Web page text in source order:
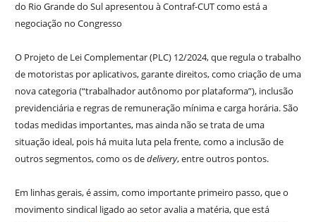
do Rio Grande do Sul apresentou à Contraf-CUT como está a
negociação no Congresso
O Projeto de Lei Complementar (PLC) 12/2024, que regula o trabalho
de motoristas por aplicativos, garante direitos, como criação de uma
nova categoria (“trabalhador autônomo por plataforma”), inclusão
previdenciária e regras de remuneração mínima e carga horária. São
todas medidas importantes, mas ainda não se trata de uma
situação ideal, pois há muita luta pela frente, como a inclusão de
outros segmentos, como os dedelivery, entre outros pontos.
Em linhas gerais, é assim, como importante primeiro passo, que o
movimento sindical ligado ao setor avalia a matéria, que está